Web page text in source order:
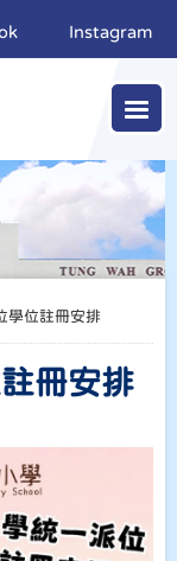
Instagram
學位註冊安排
冊安排